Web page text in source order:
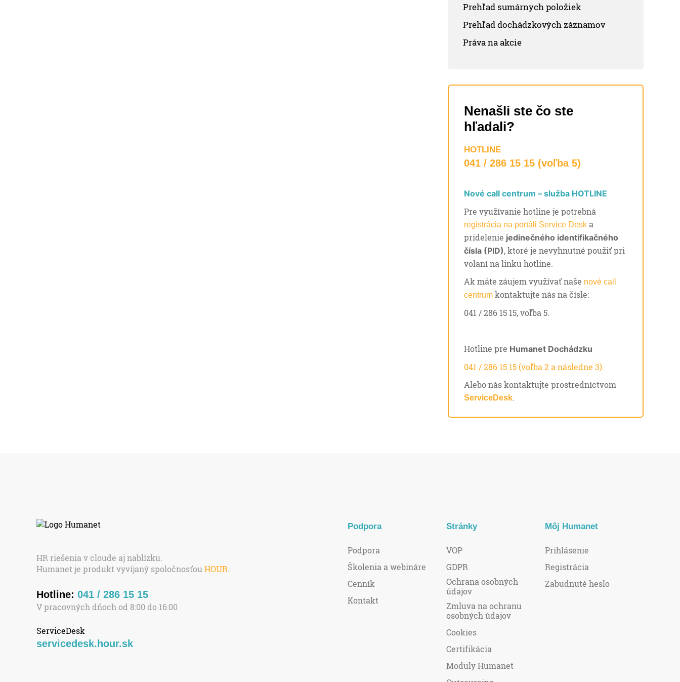
Prehľad sumárnych položiek
Prehľad dochádzkových záznamov
Práva na akcie
Nenašli ste čo ste
hľadali?
HOTLINE
041 / 286 15 15 (voľba 5)
Nové call centrum – služba HOTLINE
Pre využívanie hotline je potrebná
registrácia na portáli Service Desk a
pridelenie jedinečného identifikačného
čísla (PID), ktoré je nevyhnutné použiť pri
volaní na linku hotline.
Ak máte záujem využívať naše nové call
centrum kontaktujte nás na čísle:
041 / 286 15 15, voľba 5.
Hotline pre Humanet Dochádzku
041 / 286 15 15 (voľba 2 a následne 3).
Alebo nás kontaktujte prostredníctvom
ServiceDesk.
HR riešenia v cloude aj nablízku.
Humanet je produkt vyvíjaný spoločnosťou HOUR
Hotline: 041 / 286 15 15
V pracovných dňoch od 8:00 do 16:00
ServiceDesk
servicedesk.hour.sk
Podpora
Podpora
Školenia a webináre
Cenník
Kontakt
Stránky
VOP
GDPR
Ochrana osobných
údajov
Zmluva na ochranu
osobných údajov
Cookies
Certifikácia
Moduly Humanet
Môj Humanet
Prihlásenie
Registrácia
Zabudnuté heslo